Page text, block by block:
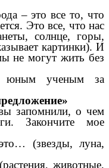
– это все то, что
Это все, что нас
солнце, горы,
картинки). И
не могут жить без
юным ученым за
запомнили, о чем
Закончите мое
(звезды, луна,
животные,